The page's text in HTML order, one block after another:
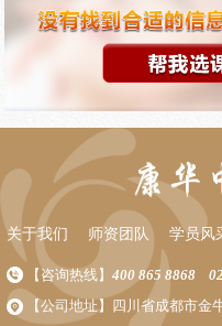
关于我们 师资团队 学员风
【咨询热线】 400 865 8868
【公司地址】四川省成都市金